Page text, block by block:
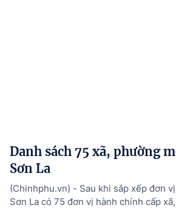
Danh sách 75 xã, phường
Sơn La
(Chinhphu.vn) - Sau khi sắp xếp đơn
Sơn La có 75 đơn vị hành chính cấp